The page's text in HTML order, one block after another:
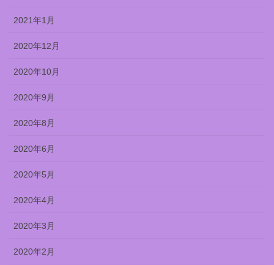
2021年1月
2020年12月
2020年10月
2020年9月
2020年8月
2020年6月
2020年5月
2020年4月
2020年3月
2020年2月